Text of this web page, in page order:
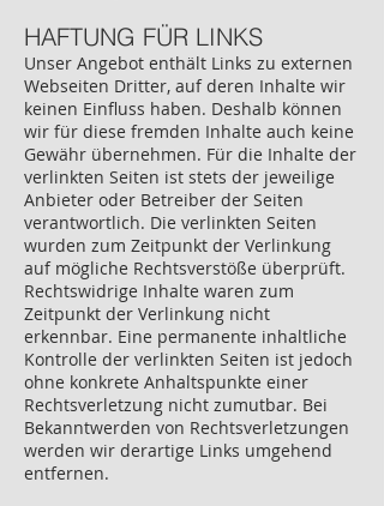
HAFTUNG FÜR LINKS
Unser Angebot enthält Links zu externen
Webseiten Dritter, auf deren Inhalte wir
keinen Einfluss haben. Deshalb können
wir für diese fremden Inhalte auch keine
Gewähr übernehmen. Für die Inhalte der
verlinkten Seiten ist stets der jeweilige
Anbieter oder Betreiber der Seiten
verantwortlich. Die verlinkten Seiten
wurden zum Zeitpunkt der Verlinkung
auf mögliche Rechtsverstöße überprüft.
Rechtswidrige Inhalte waren zum
Zeitpunkt der Verlinkung nicht
erkennbar. Eine permanente inhaltliche
Kontrolle der verlinkten Seiten ist jedoch
ohne konkrete Anhaltspunkte einer
Rechtsverletzung nicht zumutbar. Bei
Bekanntwerden von Rechtsverletzungen
werden wir derartige Links umgehend
entfernen.